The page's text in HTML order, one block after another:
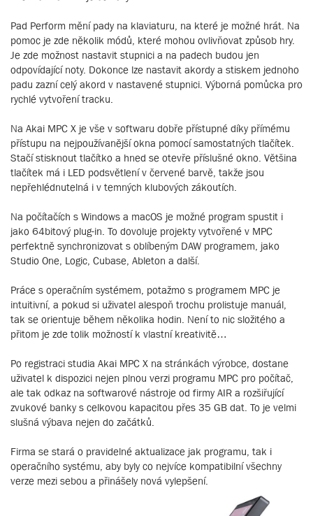
Pad Perform mění pady na klaviaturu, na které je možné hrát. Na
pomoc je zde několik módů, které mohou ovlivňovat způsob hry.
Je zde možnost nastavit stupnici a na padech budou jen
odpovídající noty. Dokonce lze nastavit akordy a stiskem jednoho
padu zazní celý akord v nastavené stupnici. Výborná pomůcka pro
rychlé vytvoření tracku.
Na Akai MPC X je vše v softwaru dobře přístupné díky přímému
přístupu na nejpoužívanější okna pomocí samostatných tlačítek.
Stačí stisknout tlačítko a hned se otevře příslušné okno. Většina
tlačítek má i LED podsvětlení v červené barvě, takže jsou
nepřehlédnutelná i v temných klubových zákoutích.
Na počítačích s Windows a macOS je možné program spustit i
jako 64bitový plug-in. To dovoluje projekty vytvořené v MPC
perfektně synchronizovat s oblíbeným DAW programem, jako
Studio One, Logic, Cubase, Ableton a další.
Práce s operačním systémem, potažmo s programem MPC je
intuitivní, a pokud si uživatel alespoň trochu prolistuje manuál,
tak se orientuje během několika hodin. Není to nic složitého a
přitom je zde tolik možností k vlastní kreativitě…
Po registraci studia Akai MPC X na stránkách výrobce, dostane
uživatel k dispozici nejen plnou verzi programu MPC pro počítač,
ale tak odkaz na softwarové nástroje od firmy AIR a rozšiřující
zvukové banky s celkovou kapacitou přes 35 GB dat. To je velmi
slušná výbava nejen do začátků.
Firma se stará o pravidelné aktualizace jak programu, tak i
operačního systému, aby byly co nejvíce kompatibilní všechny
verze mezi sebou a přinášely nová vylepšení.